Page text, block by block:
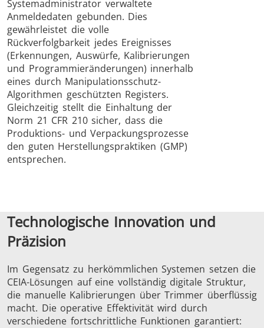
Systemadministrator verwaltete
Anmeldedaten gebunden. Dies
gewährleistet die volle
Rückverfolgbarkeit jedes Ereignisses
(Erkennungen, Auswürfe, Kalibrierungen
und Programmieränderungen) innerhalb
eines durch Manipulationsschutz-
Algorithmen geschützten Registers.
Gleichzeitig stellt die Einhaltung der
Norm 21 CFR 210 sicher, dass die
Produktions- und Verpackungsprozesse
den guten Herstellungspraktiken (GMP)
entsprechen.
Technologische Innovation und
Präzision
Im Gegensatz zu herkömmlichen Systemen setzen die
CEIA-Lösungen auf eine vollständig digitale Struktur,
die manuelle Kalibrierungen über Trimmer überflüssig
macht. Die operative Effektivität wird durch
verschiedene fortschrittliche Funktionen garantiert: